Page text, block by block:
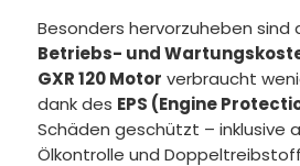
Besonders hervorzuheben sind
Betriebs- und
GXR 120 Motor verbraucht
dank des EPS (Engine
Schäden geschützt – inklusive
Ölkontrolle und